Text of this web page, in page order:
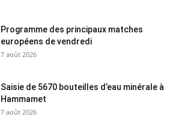
Programme des principaux matches
européens de vendredi
7 août 2026
Saisie de 5670 bouteilles d’eau minérale à
Hammamet
7 août 2026